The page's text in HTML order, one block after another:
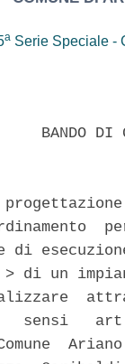
a Serie Speciale -
BANDO
di
> di un
Comune